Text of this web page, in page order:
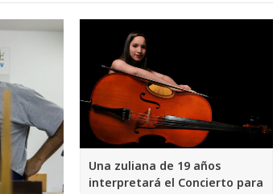
Una zuliana de 19 años
interpretará el Concierto para